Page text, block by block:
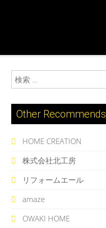
検索:
Other Recommends
HOME CREATION
株式会社北工房
リフォームエール
amaze
OWAKI HOME